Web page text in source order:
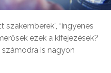
szakemberek”, “ingyenes
ezek a kifejezések?
is nagyon